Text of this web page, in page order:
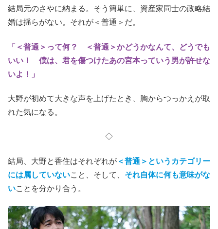
結局元のさやに納まる。そう簡単に、資産家同士の政略結
婚は揺らがない。それが＜普通＞だ。
「＜普通＞って何？ ＜普通＞かどうかなんて、どうでも
いい！ 僕は、君を傷つけたあの宮本っていう男が許せな
いよ！」
大野が初めて大きな声を上げたとき、胸からつっかえが取
れた気になる。
◇
結局、大野と香住はそれぞれが ＜普通＞というカテゴリー
には属していないこと、そして、 それ自体に何も意味がな
いことを分かり合う。